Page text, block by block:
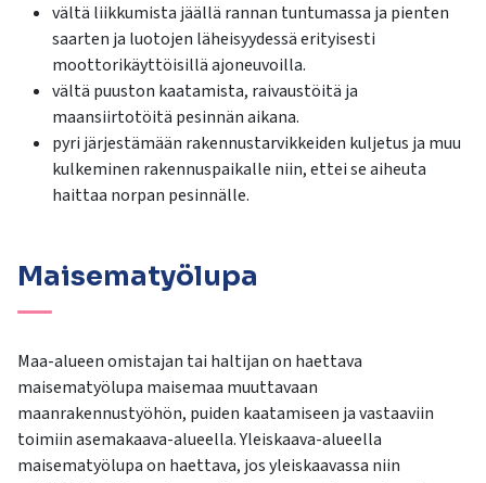
vältä liikkumista jäällä rannan tuntumassa ja pienten
saarten ja luotojen läheisyydessä erityisesti
moottorikäyttöisillä ajoneuvoilla.
vältä puuston kaatamista, raivaustöitä ja
maansiirtotöitä pesinnän aikana.
pyri järjestämään rakennustarvikkeiden kuljetus ja muu
kulkeminen rakennuspaikalle niin, ettei se aiheuta
haittaa norpan pesinnälle.
Maisematyölupa
Maa-alueen omistajan tai haltijan on haettava
maisematyölupa maisemaa muuttavaan
maanrakennustyöhön, puiden kaatamiseen ja vastaaviin
toimiin asemakaava-alueella. Yleiskaava-alueella
maisematyölupa on haettava, jos yleiskaavassa niin